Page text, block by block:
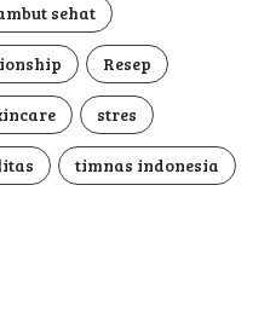
sehat
Resep
stres
timnas indonesia